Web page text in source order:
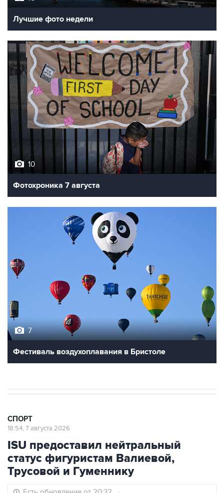
Лучшие фото недели
10
Фотохроника 7 августа
7
Фестиваль воздухоплавания в Бристоле
СПОРТ
18:54, 7 августа 2026
ISU предоставил нейтральный
статус фигуристам Валиевой,
Трусовой и Гуменнику